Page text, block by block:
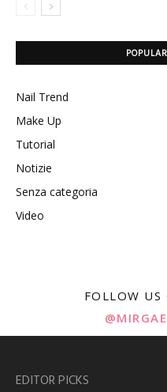
Nail Trend
Make Up
Tutorial
Notizie
Senza categoria
Video
FOLLOW US
EDITOR PICKS